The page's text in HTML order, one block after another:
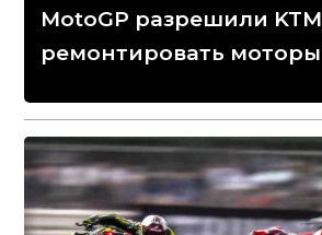
MotoGP разрешили KTM
ремонтировать моторы